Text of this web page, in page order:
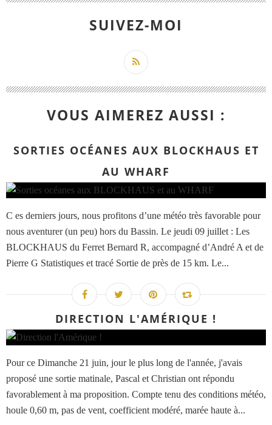
SUIVEZ-MOI
VOUS AIMEREZ AUSSI :
SORTIES OCÉANES AUX BLOCKHAUS ET
AU WHARF
C es derniers jours, nous profitons d’une météo très favorable pour
nous aventurer (un peu) hors du Bassin. Le jeudi 09 juillet : Les
BLOCKHAUS du Ferret Bernard R, accompagné d’André A et de
Pierre G Statistiques et tracé Sortie de près de 15 km. Le...
DIRECTION L'AMÉRIQUE !
Pour ce Dimanche 21 juin, jour le plus long de l'année, j'avais
proposé une sortie matinale, Pascal et Christian ont répondu
favorablement à ma proposition. Compte tenu des conditions météo,
houle 0,60 m, pas de vent, coefficient modéré, marée haute à...